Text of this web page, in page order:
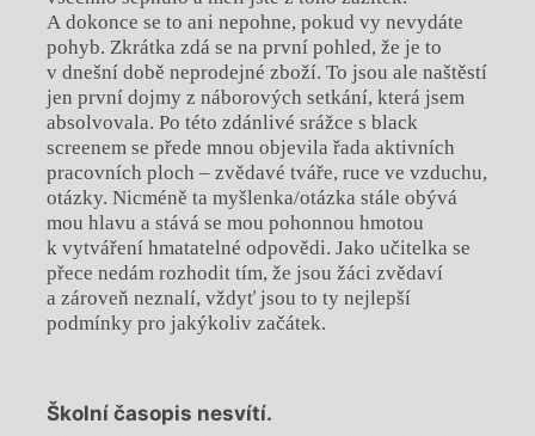
A dokonce se to ani nepohne, pokud vy nevydáte
pohyb. Zkrátka zdá se na první pohled, že je to
v dnešní době neprodejné zboží. To jsou ale naštěstí
jen první dojmy z náborových setkání, která jsem
absolvovala. Po této zdánlivé srážce s black
screenem se přede mnou objevila řada aktivních
pracovních ploch – zvědavé tváře, ruce ve vzduchu,
otázky. Nicméně ta myšlenka/otázka stále obývá
mou hlavu a stává se mou pohonnou hmotou
k vytváření hmatatelné odpovědi. Jako učitelka se
přece nedám rozhodit tím, že jsou žáci zvědaví
a zároveň neznalí, vždyť jsou to ty nejlepší
podmínky pro jakýkoliv začátek.
Školní časopis nesvítí.